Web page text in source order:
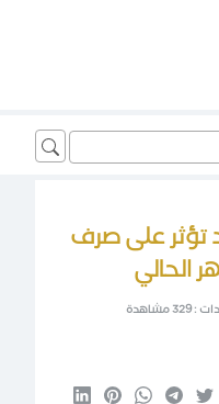
تؤثر على صرف
الحالي
:329 مشاهدة